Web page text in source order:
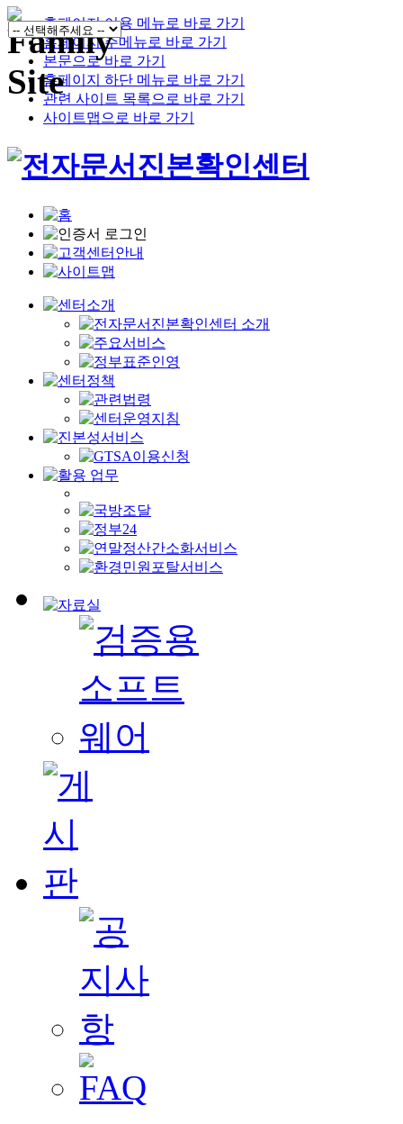
홈페이지 이용 메뉴로 바로 가기
홈페이지 주메뉴로 바로 가기
본문으로 바로 가기
홈페이지 하단 메뉴로 바로 가기
관련 사이트 목록으로 바로 가기
사이트맵으로 바로 가기